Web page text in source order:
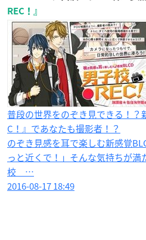
REC！』
普段の世界をのぞき見できる！
C！』であなたも撮影者！？
のぞき見感を耳で楽しむ新感覚
っと近くで！」そんな気持ちが
校 …
2016-08-17 18:49